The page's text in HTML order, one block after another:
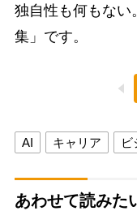
独自性も何もない
集」です。
AI キャリア ビ
あわせて読みた